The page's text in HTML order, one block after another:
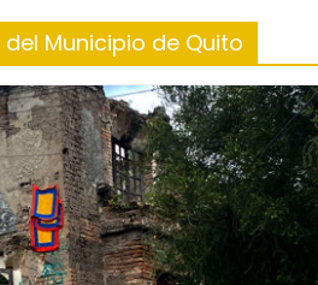
Municipio de Quito